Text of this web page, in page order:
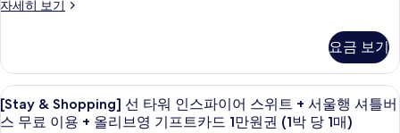
+
니
스
클
+
스
클
럽
1
박
스
무
료
울
버
스
무
료
스
트
킹
+
서
자세히 보기
[Stay
타
워
선
스
요금 보기
[Stay
&
오리/거위털 이불, 미니바, 객실 내 금
4
[Stay & Shopping] 선 타워 인스파이어 스위트 + 서울행 셔틀버
스 무료 이용 + 올리브영 기프트카드 1만원권 (1박 당 1매)